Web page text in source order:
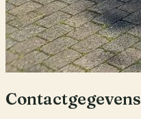
Contactgegevens